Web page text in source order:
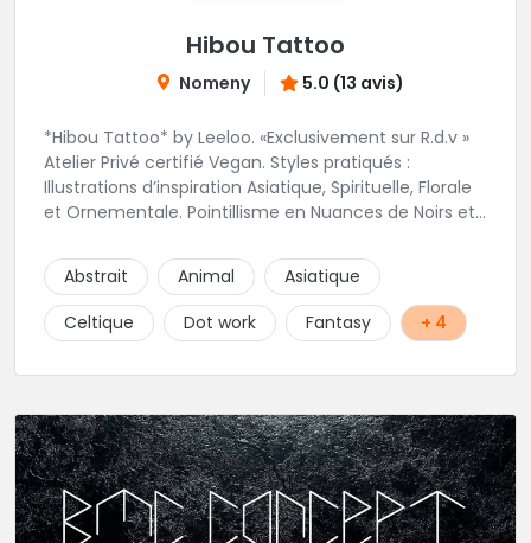
Hibou Tattoo
Nomeny 5.0 (13 avis)
*Hibou Tattoo* by Leeloo. «Exclusivement sur R.d.v »
Atelier Privé certifié Vegan. Styles pratiqués :
Illustrations d’inspiration Asiatique, Spirituelle, Florale
et Ornementale. Pointillisme en Nuances de Noirs et
de l’Atelier :
https://www.facebook.com/HibouTattoos
Abstrait Animal
Asiatique
Celtique
Dot work Fantasy + 4